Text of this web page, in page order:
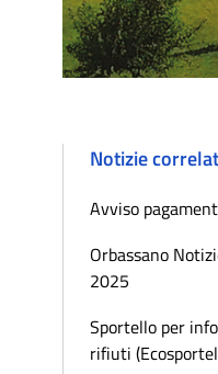
Notizie
Avviso
Orbassano
2025
Sportello per
rifiuti